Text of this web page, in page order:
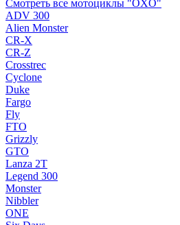
Смотреть все мотоциклы "OXO"
ADV 300
Alien Monster
CR-X
CR-Z
Crosstrec
Cyclone
Duke
Fargo
Fly
FTO
Grizzly
GTO
Lanza 2T
Legend 300
Monster
Nibbler
ONE